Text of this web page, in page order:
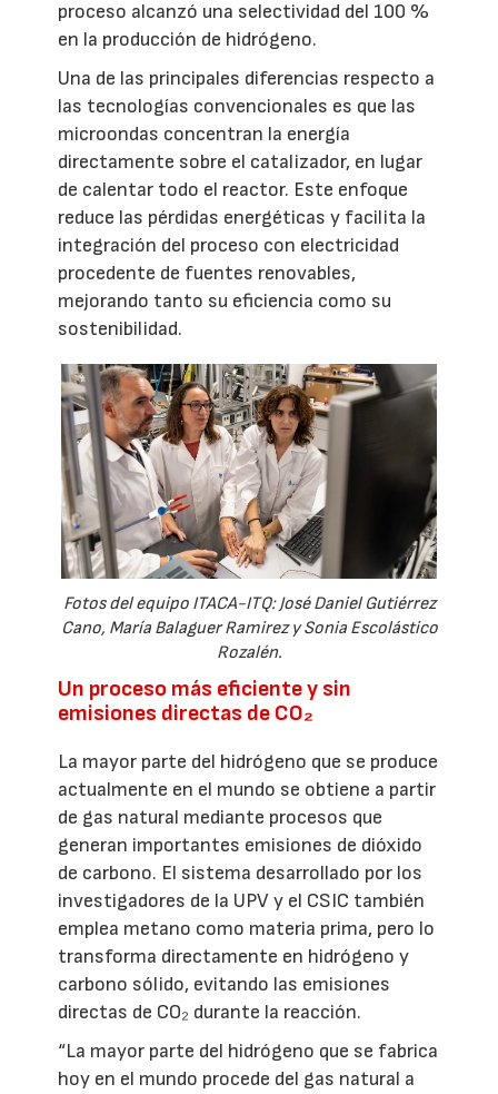
proceso alcanzó una selectividad del 100 %
en la producción de hidrógeno.
Una de las principales diferencias respecto a
las tecnologías convencionales es que las
microondas concentran la energía
directamente sobre el catalizador, en lugar
de calentar todo el reactor. Este enfoque
reduce las pérdidas energéticas y facilita la
integración del proceso con electricidad
procedente de fuentes renovables,
mejorando tanto su eficiencia como su
sostenibilidad.
Fotos del equipo ITACA-ITQ: José Daniel Gutiérrez
Cano, María Balaguer Ramirez y Sonia Escolástico
Rozalén.
Un proceso más eficiente y sin
emisiones directas de CO₂
La mayor parte del hidrógeno que se produce
actualmente en el mundo se obtiene a partir
de gas natural mediante procesos que
generan importantes emisiones de dióxido
de carbono. El sistema desarrollado por los
investigadores de la UPV y el CSIC también
emplea metano como materia prima, pero lo
transforma directamente en hidrógeno y
carbono sólido, evitando las emisiones
directas de CO₂ durante la reacción.
“La mayor parte del hidrógeno que se fabrica
hoy en el mundo procede del gas natural a